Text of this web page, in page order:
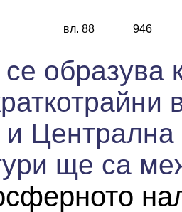
вл. 88 946
образува
ще са